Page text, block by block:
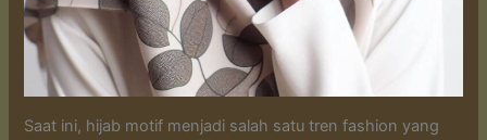
Saat ini, hijab motif menjadi salah satu tren fashion yang